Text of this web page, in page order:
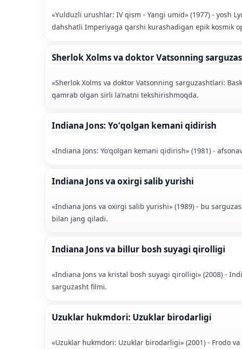
«Yulduzli urushlar: IV qism - Yangi umid» (1977) - yosh
dahshatli Imperiyaga qarshi kurashadigan epik kosmik
Sherlok Xolms va doktor Vatsonning
«Sherlok Xolms va doktor Vatsonning sarguzashtlari:
qamrab olgan sirli laʼnatni tekshirishmoqda.
Indiana Jons: Yoʻqolgan kemani qidirish
«Indiana Jons: Yoʻqolgan kemani qidirish» (1981) -
Indiana Jons va oxirgi salib yurishi
«Indiana Jons va oxirgi salib yurishi» (1989) - bu
bilan jang qiladi.
Indiana Jons va billur bosh suyagi qirolligi
«Indiana Jons va kristal bosh suyagi qirolligi» (2008) -
sarguzasht filmi.
Uzuklar hukmdori: Uzuklar birodarligi
«Uzuklar hukmdori: Uzuklar birodarligi» (2001) - Frodo